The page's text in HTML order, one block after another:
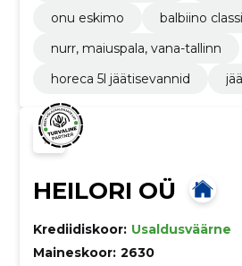
onu eskimo
balbiino
nurr, maiuspala, vana-tallinn
horeca 5l jäätisevannid
HEILORI OÜ
Krediidiskoor: Usaldusväärne
Maineskoor: 2630